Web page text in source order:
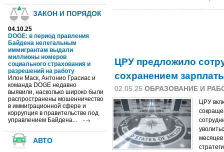
ЗАКОН И ПОРЯДОК
04.10.25
DOGE: в период правления
Байдена нелегальным
иммигрантам выдали
миллионы номеров
социального страхования и
разрешений на работу
Илон Маск, Антонио Грасиас и
команда DOGE недавно
выявили, насколько широко были
распространены мошенничество
в иммиграционной сфере и
коррупция в правительстве под
управлением Байдена...
АВТО
ЦРУ предложило
сохранением
02.05.25 ОБРАЗОВАНИЕ И
ЦРУ
месяцев